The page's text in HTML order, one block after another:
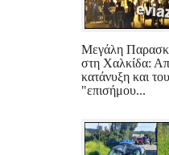
Μεγάλη
στη Χαλκίδα:
κατάνυξη και
"επισήμου...